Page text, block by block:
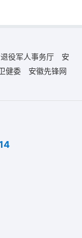
役军人事务厅
安
健委
安徽先锋网